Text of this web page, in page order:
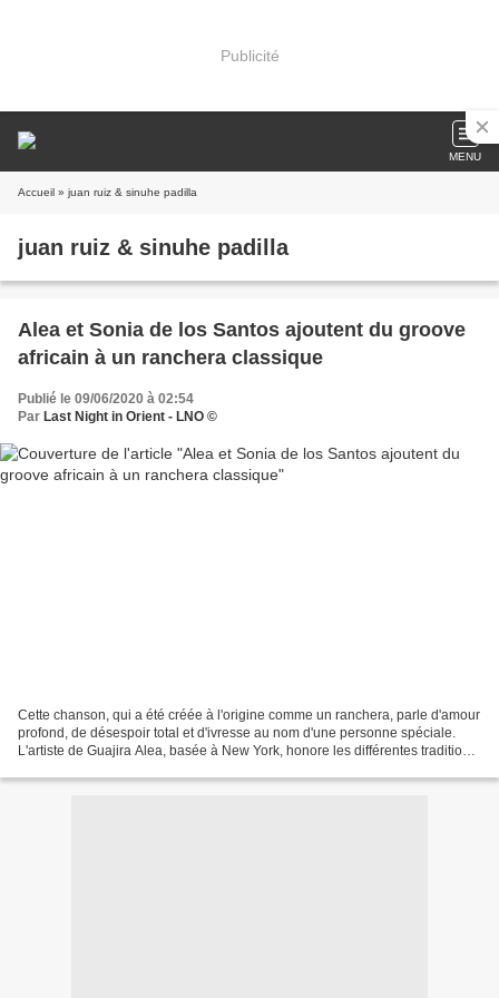
Publicité
MENU
Accueil » juan ruiz & sinuhe padilla
juan ruiz & sinuhe padilla
Alea et Sonia de los Santos ajoutent du groove
africain à un ranchera classique
Publié le 09/06/2020 à 02:54
Par Last Night in Orient - LNO ©
Cette chanson, qui a été créée à l'origine comme un ranchera, parle d'amour
profond, de désespoir total et d'ivresse au nom d'une personne spéciale.
L'artiste de Guajira Alea, basée à New York, honore les différentes traditions